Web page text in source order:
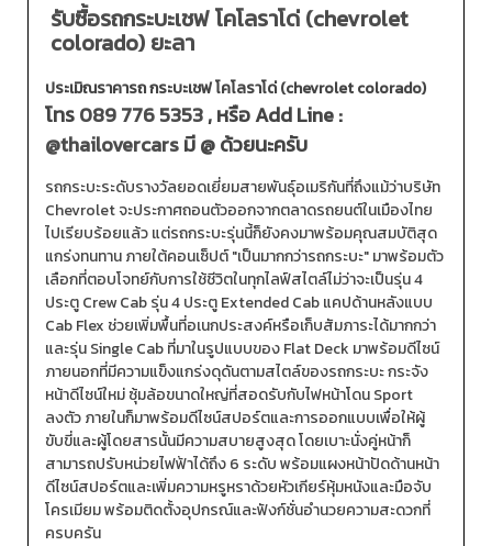
รับซื้อรถกระบะเชฟ โคโลราโด่ (chevrolet
colorado) ยะลา
ประเมิณราคารถ กระบะเชฟ โคโลราโด่ (chevrolet colorado)
โทร089 776 5353, หรือ Add Line :
@thailovercarsมี @ ด้วยนะครับ
รถกระบะระดับรางวัลยอดเยี่ยมสายพันธุ์อเมริกันที่ถึงแม้ว่าบริษัท
Chevrolet จะประกาศถอนตัวออกจากตลาดรถยนต์ในเมืองไทย
ไปเรียบร้อยแล้ว แต่รถกระบะรุ่นนี้ก็ยังคงมาพร้อมคุณสมบัติสุด
แกร่งทนทาน ภายใต้คอนเซ็ปต์ "เป็นมากกว่ารถกระบะ" มาพร้อมตัว
เลือกที่ตอบโจทย์กับการใช้ชีวิตในทุกไลฟ์สไตล์ไม่ว่าจะเป็นรุ่น 4
ประตู Crew Cab รุ่น 4 ประตู Extended Cab แคปด้านหลังแบบ
Cab Flex ช่วยเพิ่มพื้นที่อเนกประสงค์หรือเก็บสัมภาระได้มากกว่า
และรุ่น Single Cab ที่มาในรูปแบบของ Flat Deck มาพร้อมดีไซน์
ภายนอกที่มีความแข็งแกร่งดุดันตามสไตล์ของรถกระบะ กระจัง
หน้าดีไซน์ใหม่ ซุ้มล้อขนาดใหญ่ที่สอดรับกับไฟหน้าโดน Sport
ลงตัว ภายในก็มาพร้อมดีไซน์สปอร์ตและการออกแบบเพื่อให้ผู้
ขับขี่และผู้โดยสารนั้นมีความสบายสูงสุด โดยเบาะนั่งคู่หน้าก็
สามารถปรับหน่วยไฟฟ้าได้ถึง 6 ระดับ พร้อมแผงหน้าปัดด้านหน้า
ดีไซน์สปอร์ตและเพิ่มความหรูหราด้วยหัวเกียร์หุ้มหนังและมือจับ
โครเมียม พร้อมติดตั้งอุปกรณ์และฟังก์ชั่นอำนวยความสะดวกที่
ครบครัน